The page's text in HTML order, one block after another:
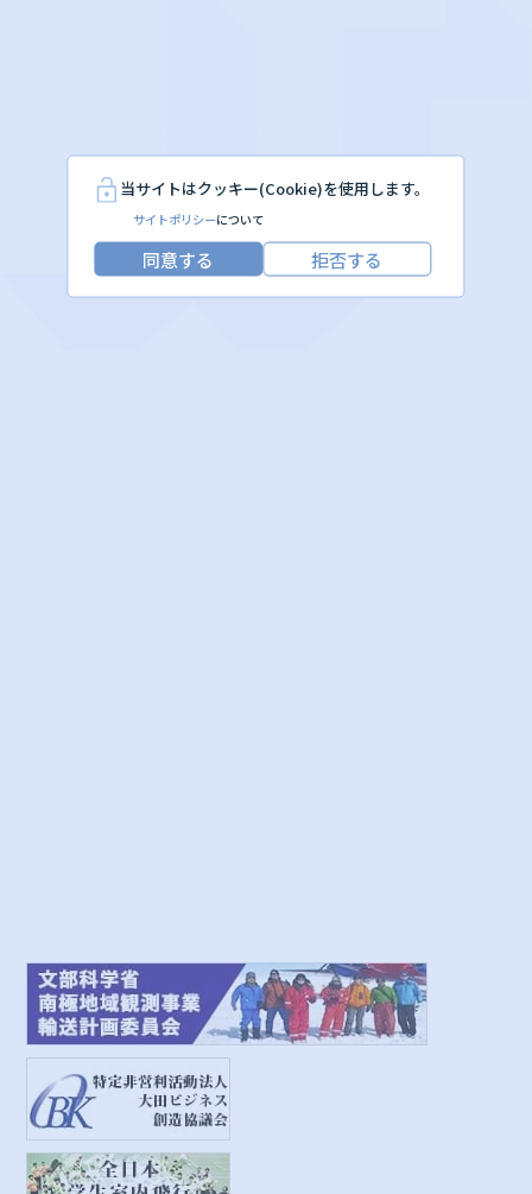
当サイトはクッキー(Cookie)を使用します。
サイトポリシーについて
同意する 拒否する